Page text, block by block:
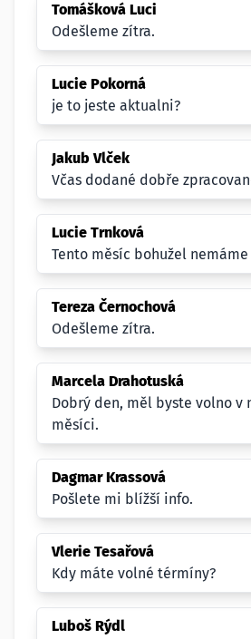
Tomášková Luci
Odešleme zítra.
Lucie Pokorná
je to jeste aktualni?
Jakub Vlček
Včas dodané dobře
Lucie Trnková
Tento měsíc bohužel
Tereza Černochová
Odešleme zítra.
Marcela Drahotuská
Dobrý den, měl byste volno v
měsíci.
Dagmar Krassová
Pošlete mi blížší info.
Vlerie Tesařová
Kdy máte volné térmíny?
Luboš Rýdl